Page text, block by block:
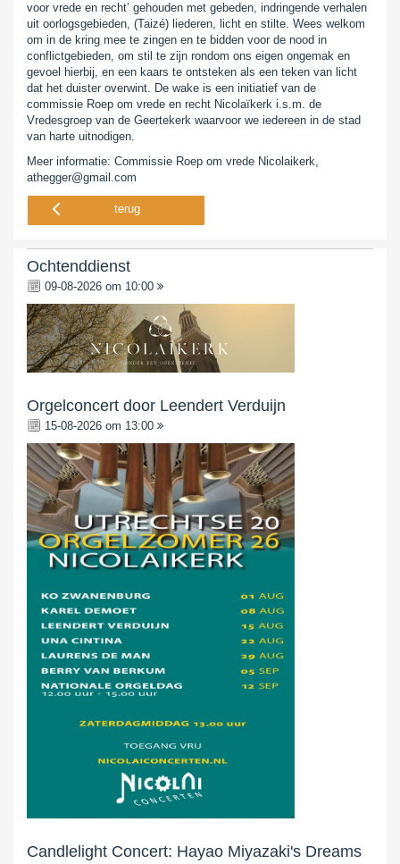
voor vrede en recht’ gehouden met gebeden, indringende verhalen
uit oorlogsgebieden, (Taizé) liederen, licht en stilte. Wees welkom
om in de kring mee te zingen en te bidden voor de nood in
conflictgebieden, om stil te zijn rondom ons eigen ongemak en
gevoel hierbij, en een kaars te ontsteken als een teken van licht
dat het duister overwint. De wake is een initiatief van de
commissie Roep om vrede en recht Nicolaïkerk i.s.m. de
Vredesgroep van de Geertekerk waarvoor we iedereen in de stad
van harte uitnodigen.
Meer informatie: Commissie Roep om vrede Nicolaikerk,
athegger@gmail.com
terug
Ochtenddienst
09-08-2026 om 10:00
Orgelconcert door Leendert Verduijn
15-08-2026 om 13:00
Candlelight Concert: Hayao Miyazaki's Dreams